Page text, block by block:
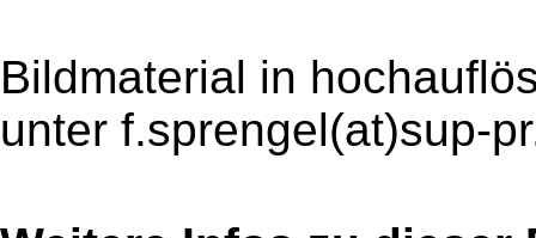
Bildmaterial in
unter f.sprengel(at)sup-